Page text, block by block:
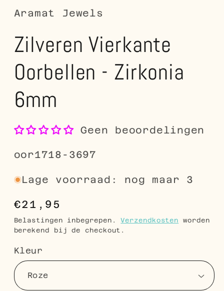
Aramat Jewels
Zilveren Vierkante
Oorbellen - Zirkonia
6mm
Geen beoordelingen
SKU:
oor1718-3697
Lage voorraad: nog maar 3
Normale
prijs
€21,95
Belastingen inbegrepen.Verzendkosten worden
berekend bij de checkout.
Kleur